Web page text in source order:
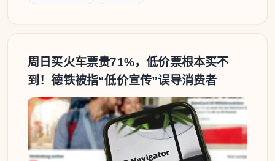
周日买火车票贵71%，低价票根本买不
到！德铁被指“低价宣传”误导消费者